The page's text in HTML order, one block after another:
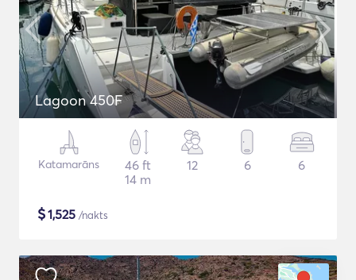
Lagoon 450F
Katamarāns
46 ft
14 m
12 6 6
$1,525 /nakts